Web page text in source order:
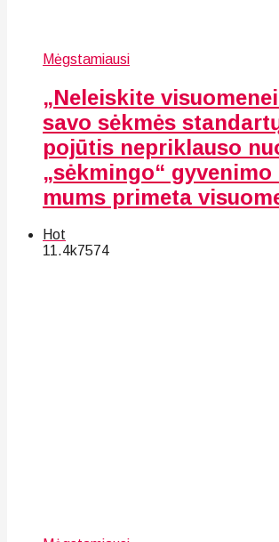
Mėgstamiausi
„Neleiskite
savo sėkmės
pojūtis nepriklauso
„sėkmingo“
mums primeta
Hot
11.4k7574